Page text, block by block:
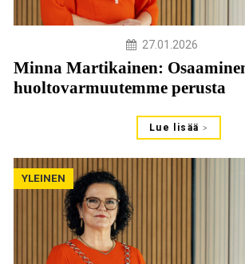
27.01.2026
Minna Martikainen:
huoltovarmuutemme perusta
Lue lisää
YLEINEN